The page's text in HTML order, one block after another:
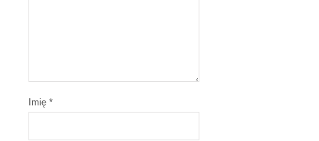
Imię *